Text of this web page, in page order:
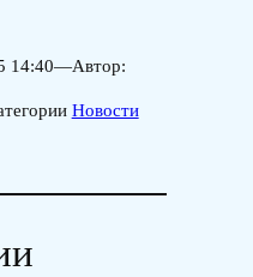
14:40—Автор:
Новости